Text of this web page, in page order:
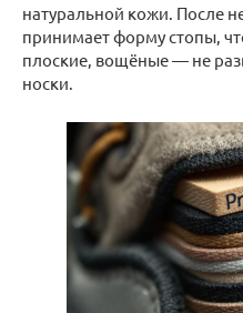
натуральной кожи. После
принимает форму стопы,
плоские, вощёные — не
носки.